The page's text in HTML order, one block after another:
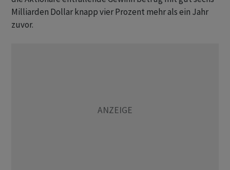
Milliarden Dollar knapp vier Prozent mehr als ein Jahr
zuvor.